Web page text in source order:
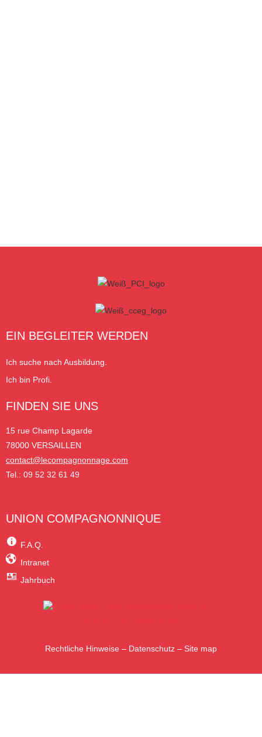
EIN BEGLEITER WERDEN
Ich suche nach Ausbildung.
Ich bin Profi.
FINDEN SIE UNS
15 rue Champ Lagarde
78000 VERSAILLEN
contact@lecompagnonnage.com
Tel.: 09 52 32 61 49
UNION COMPAGNONNIQUE
F.A.Q.
Intranet
Jahrbuch
Rechtliche Hinweise – Datenschutz – Site map